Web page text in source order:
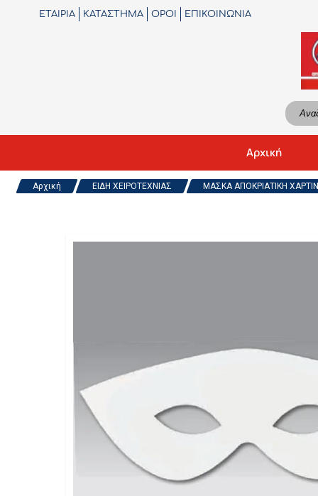
ΕΤΑΙΡΙΑ ΚΑΤΑΣΤΗΜΑ ΟΡΟΙ ΕΠΙΚΟΙΝΩΝΙΑ
Αρχική
Αρχική ΕΙΔΗ ΧΕΙΡΟΤΕΧΝΙΑΣ ΜΑΣΚΑ ΑΠΟΚΡΙΑΤΙΚΗ